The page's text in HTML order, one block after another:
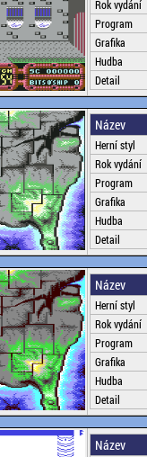
Rok vydání
Program
Grafika
Hudba
Detail
Název
Herní styl
Rok vydání
Program
Grafika
Hudba
Detail
Název
Herní styl
Rok vydání
Program
Grafika
Hudba
Detail
Název